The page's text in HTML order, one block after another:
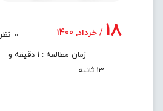
18 / خرداد, 1400 0 نظر
زمان مطالعه : 1 دقیقه و
13 ثانیه